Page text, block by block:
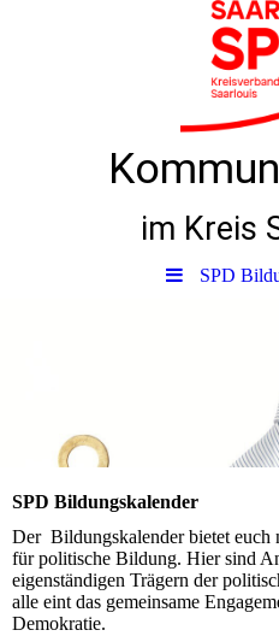
im Kreis
SPD
SPD Bildungskalender
Der Bildungskalender bietet euch
für politische Bildung. Hier sind
eigenständigen Trägern der
alle eint das gemeinsame
Demokratie.